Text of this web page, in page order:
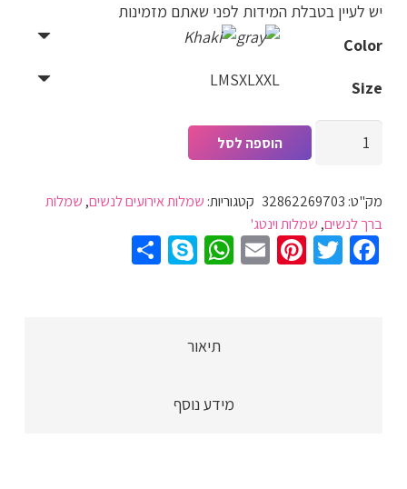
יש לעיין בטבלת המידות לפני שאתם מזמינות
Color
Size
LMSXLXXL
וינטג'
אלגנטית
לנשים
הוספה לסל
מק"ט: 32862269703 קטגוריות: שמלות אירועים לנשים, שמלות
ברך לנשים, שמלות וינטג'
Facebook
Twitter
Pinterest
Email
WhatsApp
Skype
תיאור
מידע נוסף